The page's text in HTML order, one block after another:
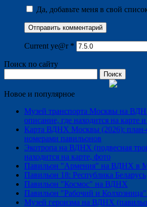
Да, добавьте меня в свой
Current ye@r *
Поиск по сайту
Новое и популярное
Музей транспорта Москвы на
описание, где находится на карте
Карта ВДНХ Москвы (2026): план-
номерами павильонов
Экотропа на ВДНХ (подвесная
находится на карте, фото
Павильон "Армения" на ВДНХ в
Павильон 18: Республика Беларусь
Павильон "Космос" на ВДНХ
Павильон "Рабочий и
Музей героизма на ВДНХ